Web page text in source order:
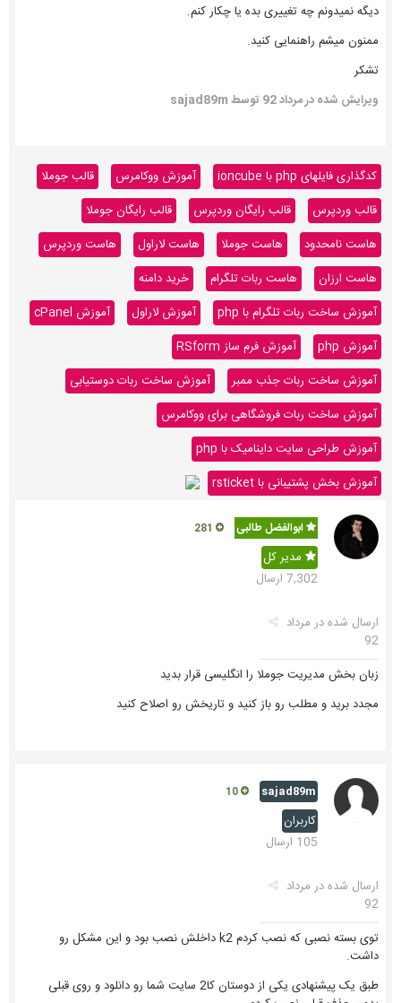
دیگه نمیدونم چه تغییری بده یا چکار کنم.
ممنون میشم راهنمایی کنید.
تشکر
ویرایش شده درمرداد 92 توسط sajad89m
کدگذاری فایلهای php با ioncube آموزش ووکامرس
قالب جوملا
قالب وردپرس
قالب رایگان وردپرس
قالب رایگان جوملا
هاست نامحدود
هاست جوملا هاست لاراول
هاست وردپرس
هاست ارزان
هاست ربات تلگرام
خرید دامنه
آموزش ساخت ربات تلگرام با php
آموزش لاراول
آموزش cPanel
آموزش php
آموزش فرم ساز RSform
آموزش ساخت ربات جذب ممبر
آموزش ساخت ربات دوستیابی
آموزش ساخت ربات فروشگاهی برای ووکامرس
آموزش طراحی سایت داینامیک با php
آموزش بخش پشتیبانی با rsticket
ابوالفضل طالبی
مدیر کل
7,302 ارسال
ارسال شده در مرداد
92
زبان بخش مدیریت جوملا را انگلیسی قرار بدید
مجدد برید و مطلب رو باز کنید و تاریخش رو اصلاح کنید
sajad89m
کاربران
105 ارسال
ارسال شده در مرداد
92
توی بسته نصبی که نصب کردم k2 داخلش نصب بود و این مشکل رو
داشت.
طبق یک پیشنهادی یکی از دوستان کا2 سایت شما رو دانلود و روی قبلی